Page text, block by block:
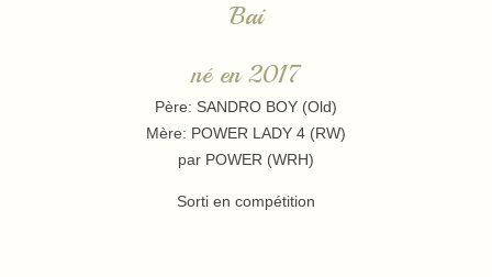
Bai
né en 2017
Père: SANDRO BOY (Old)
Mère: POWER LADY 4 (RW)
par POWER (WRH)
Sorti en compétition